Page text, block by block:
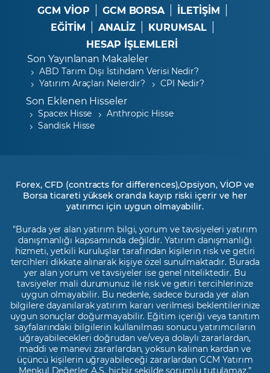
GCM VİOP
GCM BORSA
İLETİŞİM
EĞİTİM
ANALİZ
KURUMSAL
HESAP İŞLEMLERİ
Son Yayınlanan Makaleler
ABD Tarım Dışı İstihdam Verisi Nedir?
Yatırım Araçları Nelerdir?
CPI Nedir?
Son Eklenen Hisseler
Spacex Hisse
Anthropic Hisse
Sandisk Hisse
Forex, CFD (contracts for differences),Opsiyon, VİOP ve
Borsa ticareti yüksek oranda kayıp riski içerir ve her
yatırımcı için uygun olmayabilir.
"Burada yer alan yatırım bilgi, yorum ve tavsiyeleri yatırım
danışmanlığı kapsamında değildir. Yatırım danışmanlığı
hizmeti, yetkili kuruluşlar tarafından kişilerin risk ve getiri
tercihleri dikkate alınarak kişiye özel sunulmaktadır. Burada
yer alan yorum ve tavsiyeler ise genel niteliktedir. Bu
tavsiyeler mali durumunuz ile risk ve getiri tercihlerinize
uygun olmayabilir. Bu nedenle, sadece burada yer alan
bilgilere dayanılarak yatırım kararı verilmesi beklentilerinize
uygun sonuçlar doğurmayabilir. Eğitim içeriği veya tanıtım
sayfalarındaki bilgilerin kullanılması sonucu yatırımcıların
uğrayabilecekleri doğrudan ve/veya dolaylı zararlardan,
maddi ve manevi zararlardan, yoksun kalınan kardan ve
üçüncü kişilerin uğrayabileceği zararlardan GCM Yatırım
Menkul Değerler A.Ş. hiçbir şekilde sorumlu tutulamaz.”